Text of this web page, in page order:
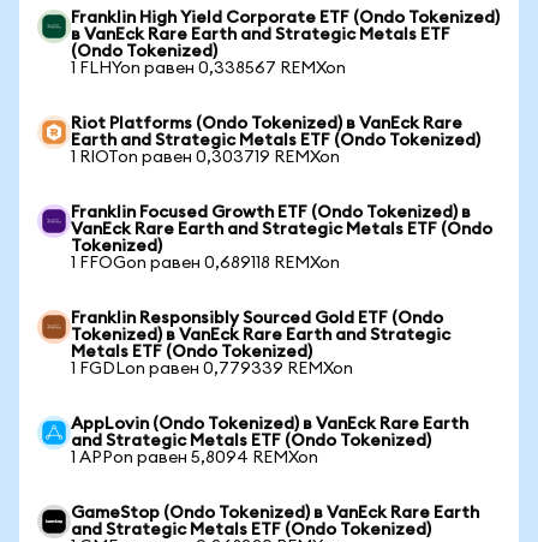
Franklin High Yield Corporate ETF (Ondo Tokenized)
в VanEck Rare Earth and Strategic Metals ETF
(Ondo Tokenized)
1 FLHYon равен 0,338567 REMXon
Riot Platforms (Ondo Tokenized) в VanEck Rare
Earth and Strategic Metals ETF (Ondo Tokenized)
1 RIOTon равен 0,303719 REMXon
Franklin Focused Growth ETF (Ondo Tokenized) в
VanEck Rare Earth and Strategic Metals ETF (Ondo
Tokenized)
1 FFOGon равен 0,689118 REMXon
Franklin Responsibly Sourced Gold ETF (Ondo
Tokenized) в VanEck Rare Earth and Strategic
Metals ETF (Ondo Tokenized)
1 FGDLon равен 0,779339 REMXon
AppLovin (Ondo Tokenized) в VanEck Rare Earth
and Strategic Metals ETF (Ondo Tokenized)
1 APPon равен 5,8094 REMXon
GameStop (Ondo Tokenized) в VanEck Rare Earth
and Strategic Metals ETF (Ondo Tokenized)